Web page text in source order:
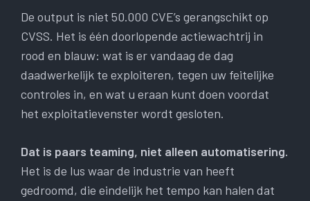
De output is niet 50.000 CVE’s gerangschikt op
CVSS. Het is één doorlopende actiewachtrij in
rood en blauw: wat is er vandaag de dag
daadwerkelijk te exploiteren, tegen uw feitelijke
controles in, en wat u eraan kunt doen voordat
het exploitatievenster wordt gesloten.
Dat is paars teaming, niet alleen automatisering.
Het is de lus waar de industrie van heeft
gedroomd, die eindelijk het tempo kan halen dat